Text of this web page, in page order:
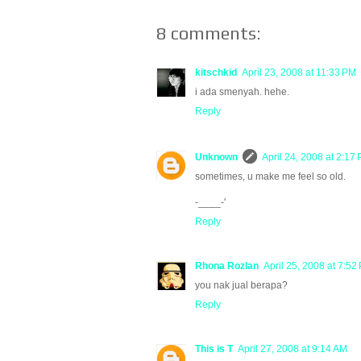
8 comments:
kitschkid April 23, 2008 at 11:33 PM
i ada smenyah. hehe.
Reply
Unknown
April 24, 2008 at 2:17
sometimes, u make me feel so old.
-____-'
Reply
Rhona Rozlan April 25, 2008 at 7:52
you nak jual berapa?
Reply
This is T April 27, 2008 at 9:14 AM